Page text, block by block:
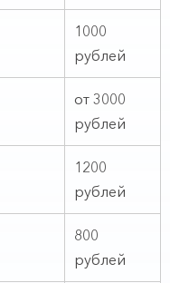
1000
рублей
от 3000
рублей
1200
рублей
800
рублей